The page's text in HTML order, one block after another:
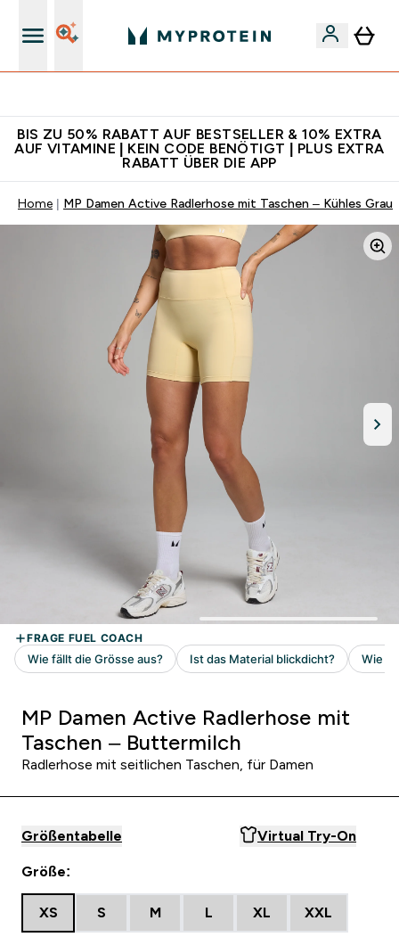
BIS ZU 50% RABATT AUF BESTSELLER & 10% EXTRA
AUF VITAMINE | KEIN CODE BENÖTIGT | PLUS EXTRA
RABATT ÜBER DIE APP
Home MP Damen Active Radlerhose mit Taschen – Kühles Grau
MP Damen Active Radlerhose mit
Taschen – Buttermilch
Radlerhose mit seitlichen Taschen, für Damen
Größentabelle Virtual Try-On
Größe:
XS S M L XL XXL